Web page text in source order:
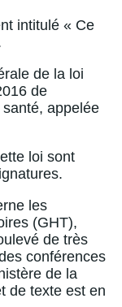
intitulé « Ce
de la loi
de
appelée
loi sont
les
(GHT),
de très
conférences
de la
de texte est en